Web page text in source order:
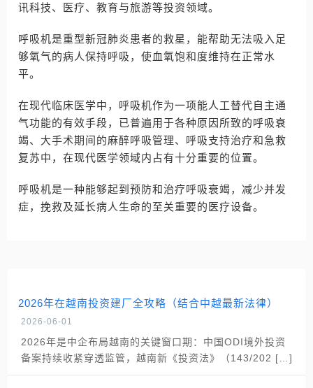
讯科技、医疗、教育与旅游等投资领域。
呼吸机是重型新冠肺炎患者的救星，能帮助无法吸入足
够氧气的病人保持呼吸，使血氧饱和度维持在正常水
平。
在现代临床医学中，呼吸机作为一项能人工替代自主通
气功能的有效手段，已普遍用于各种原因所致的呼吸衰
竭、大手术期间的麻醉呼吸管理、呼吸支持治疗和急救
复苏中，在现代医学领域内占有十分重要的位置。
呼吸机是一种能够起到预防和治疗呼吸衰竭，减少并发
症，挽救及延长病人生命的至关重要的医疗设备。
2026年在越南投资建厂全攻略（结合中越最新法律）
2026-06-01
2026年是中企布局越南的关键窗口期：中国ODI境外投资
备案持续收紧穿透监管，越南新《投资法》（143/202 […]